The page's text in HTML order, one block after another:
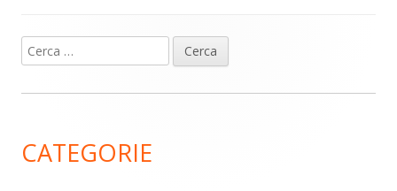
Barra
laterale
Ricerca
per:
CATEGORIE